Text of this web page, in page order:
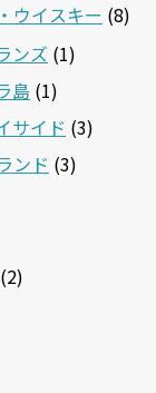
ウイスキー (8)
ンズ (1)
島 (1)
サイド (3)
ンド (3)
(2)